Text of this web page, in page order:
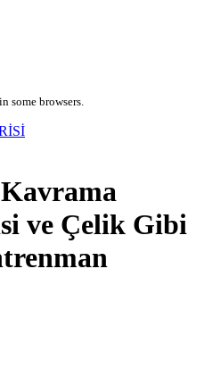
some browsers.
ve Çelik Gibi